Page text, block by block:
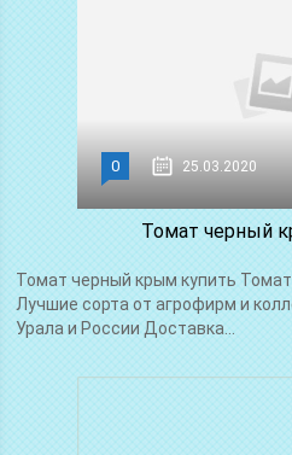
0 25.03.2020
Томат черный
Томат черный крым купить
Лучшие сорта от агрофирм и
Урала и России Доставка...